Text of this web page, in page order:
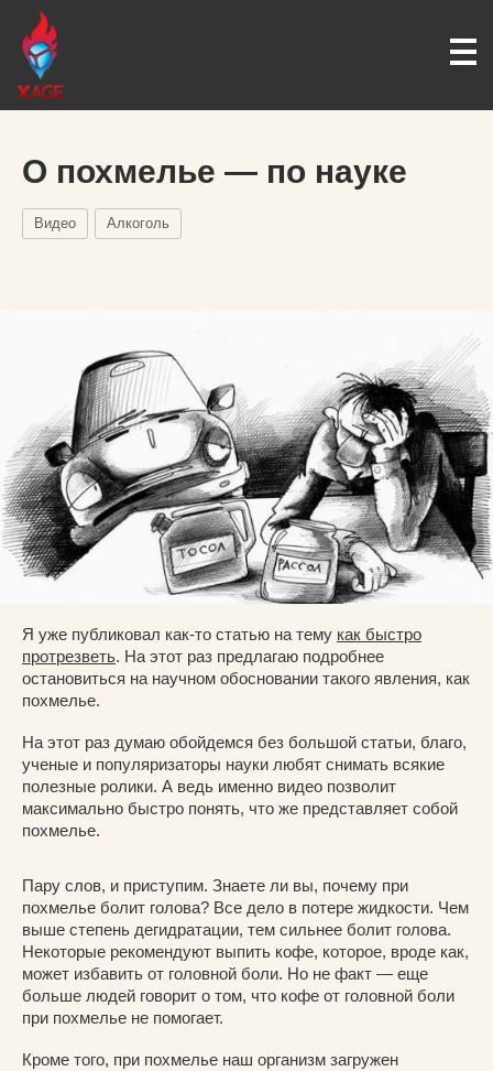
О похмелье — по науке
Видео Алкоголь
Я уже публиковал как-то статью на тему как быстро
протрезветь. На этот раз предлагаю подробнее
остановиться на научном обосновании такого явления, как
похмелье.
На этот раз думаю обойдемся без большой статьи, благо,
ученые и популяризаторы науки любят снимать всякие
полезные ролики. А ведь именно видео позволит
максимально быстро понять, что же представляет собой
похмелье.
Пару слов, и приступим. Знаете ли вы, почему при
похмелье болит голова? Все дело в потере жидкости. Чем
выше степень дегидратации, тем сильнее болит голова.
Некоторые рекомендуют выпить кофе, которое, вроде как,
может избавить от головной боли. Но не факт — еще
больше людей говорит о том, что кофе от головной боли
при похмелье не помогает.
Кроме того, при похмелье наш организм загружен